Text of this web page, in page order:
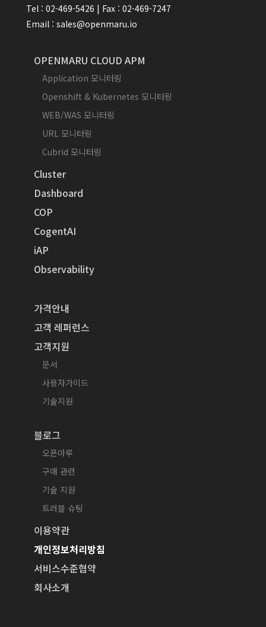
Tel : 02-469-5426 | Fax : 02-469-7247
Email : sales@openmaru.io
OPENMARU CLOUD APM
Application 모니터링
Openshift & Kubernetes 모니터링
WEB/WAS 모니터링
URL 모니터링
Cubrid 모니터링
Cluster
Dashboard
COP
CogentAI
iAP
Observability
가격안내
고객 레퍼런스
고객지원
문서
사용자가이드
기술지원
블로그
오픈마루
구매 관련
기술 지원
트러블 슈팅
이용약관
개인정보처리방침
서비스수준협약
회사소개